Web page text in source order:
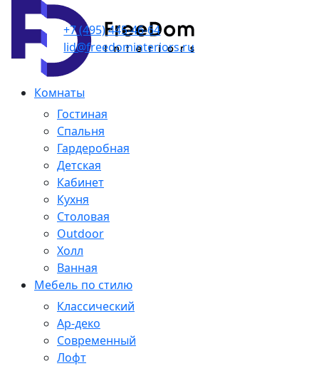
+7 (495) 445-46-64
lid@freedominteriors.ru
Комнаты
Гостиная
Спальня
Гардеробная
Детская
Кабинет
Кухня
Столовая
Outdoor
Холл
Ванная
Мебель по стилю
Классический
Ар-деко
Современный
Лофт